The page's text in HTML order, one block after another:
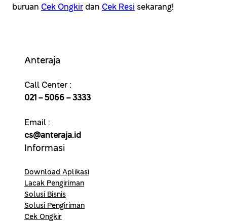
buruan Cek Ongkir dan Cek Resi sekarang!
Anteraja
Call Center :
021 – 5066 – 3333
Email :
cs@anteraja.id
Informasi
Download Aplikasi
Lacak Pengiriman
Solusi Bisnis
Solusi Pengiriman
Cek Ongkir